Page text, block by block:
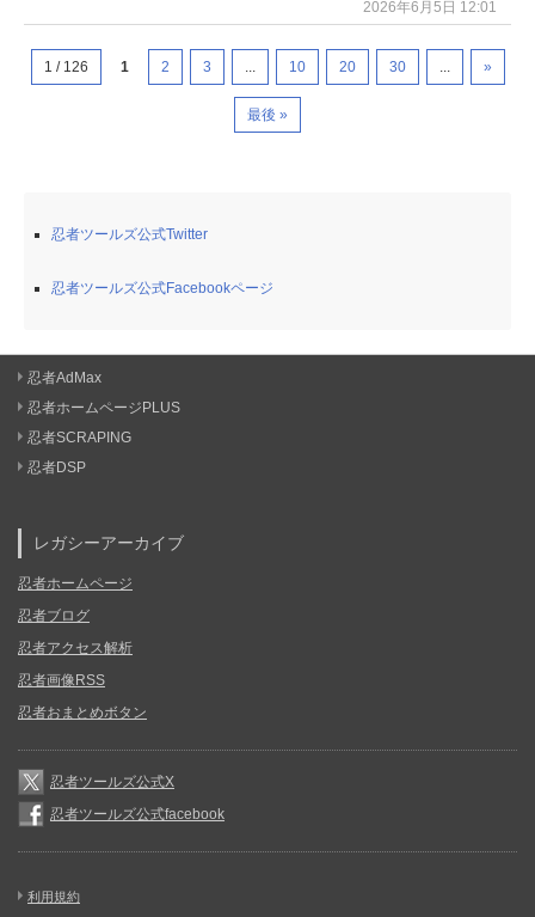
2026年6月5日 12:01
1 / 126 1 2 3 ... 10 20 30 ... »
最後 »
忍者ツールズ公式Twitter
忍者ツールズ公式Facebookページ
忍者AdMax
忍者ホームページPLUS
忍者SCRAPING
忍者DSP
レガシーアーカイブ
忍者ホームページ
忍者ブログ
忍者アクセス解析
忍者画像RSS
忍者おまとめボタン
忍者ツールズ公式X
忍者ツールズ公式facebook
利用規約